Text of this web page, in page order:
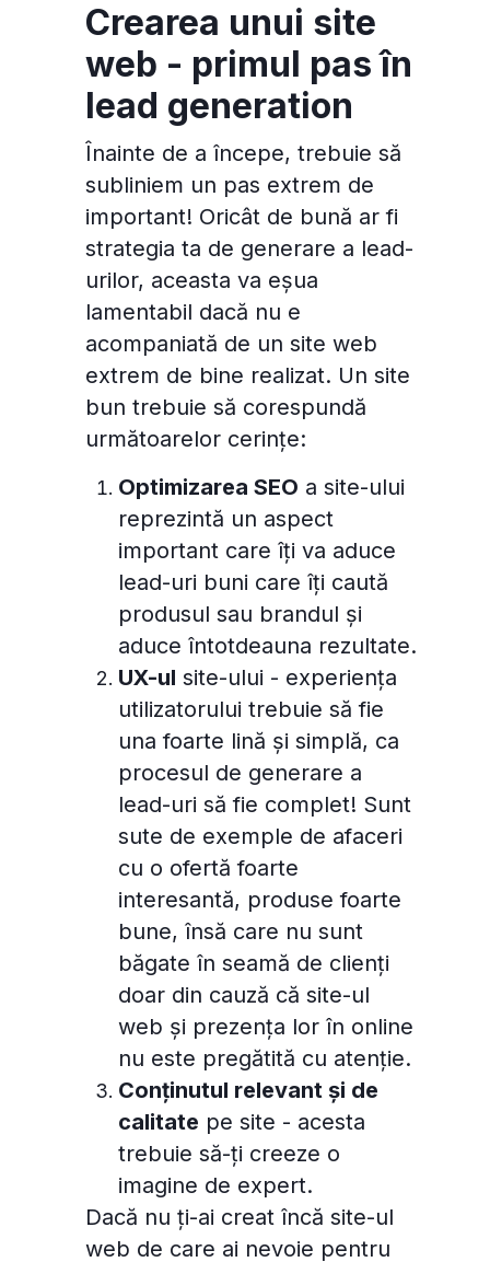
Crearea unui site
web - primul pas în
lead generation
Înainte de a începe, trebuie să
subliniem un pas extrem de
important! Oricât de bună ar fi
strategia ta de generare a lead-
urilor, aceasta va eșua
lamentabil dacă nu e
acompaniată de un site web
extrem de bine realizat. Un site
bun trebuie să corespundă
următoarelor cerințe:
Optimizarea SEO a site-ului
reprezintă un aspect
important care îți va aduce
lead-uri buni care îți caută
produsul sau brandul și
aduce întotdeauna rezultate.
UX-ul site-ului - experiența
utilizatorului trebuie să fie
una foarte lină și simplă, ca
procesul de generare a
lead-uri să fie complet! Sunt
sute de exemple de afaceri
cu o ofertă foarte
interesantă, produse foarte
bune, însă care nu sunt
băgate în seamă de clienți
doar din cauză că site-ul
web și prezența lor în online
nu este pregătită cu atenție.
Conținutul relevant și de
calitate pe site - acesta
trebuie să-ți creeze o
imagine de expert.
Dacă nu ți-ai creat încă site-ul
web de care ai nevoie pentru